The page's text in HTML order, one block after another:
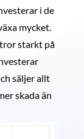
i de
mycket.
tror starkt på
säljer allt
skada än